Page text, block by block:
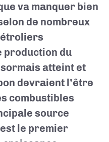
va manquer bien
de nombreux
production du
atteint et
devraient l’être
combustibles
source
le premier